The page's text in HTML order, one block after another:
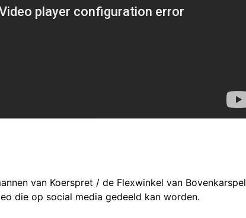
van Koerspret / de Flexwinkel van Bovenkarspel
die op social media gedeeld kan worden.